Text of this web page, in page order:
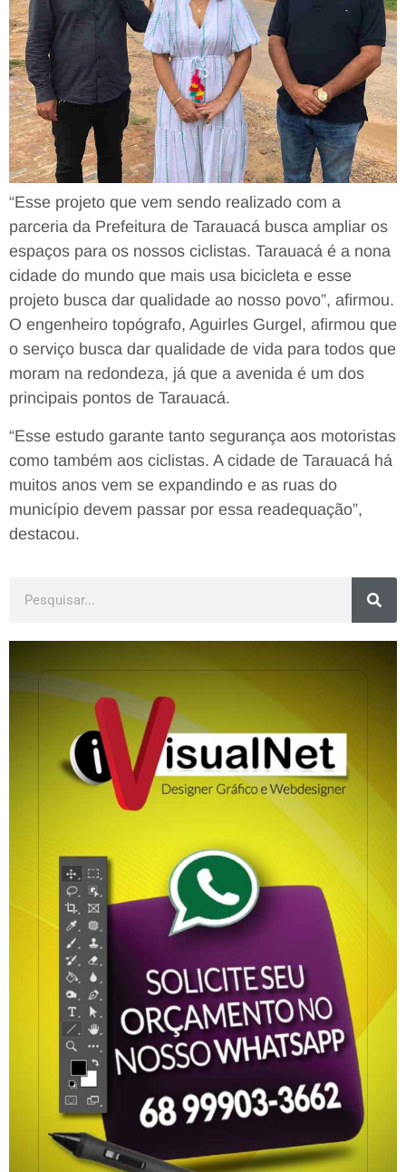
“Esse projeto que vem sendo realizado com a
parceria da Prefeitura de Tarauacá busca ampliar os
espaços para os nossos ciclistas. Tarauacá é a nona
cidade do mundo que mais usa bicicleta e esse
projeto busca dar qualidade ao nosso povo”, afirmou.
O engenheiro topógrafo, Aguirles Gurgel, afirmou que
o serviço busca dar qualidade de vida para todos que
moram na redondeza, já que a avenida é um dos
principais pontos de Tarauacá.
“Esse estudo garante tanto segurança aos motoristas
como também aos ciclistas. A cidade de Tarauacá há
muitos anos vem se expandindo e as ruas do
município devem passar por essa readequação”,
destacou.